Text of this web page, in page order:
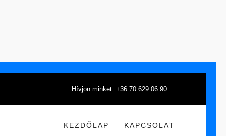
Hívjon minket: +36 70 629 06 90
KEZDŐLAP KAPCSOLAT